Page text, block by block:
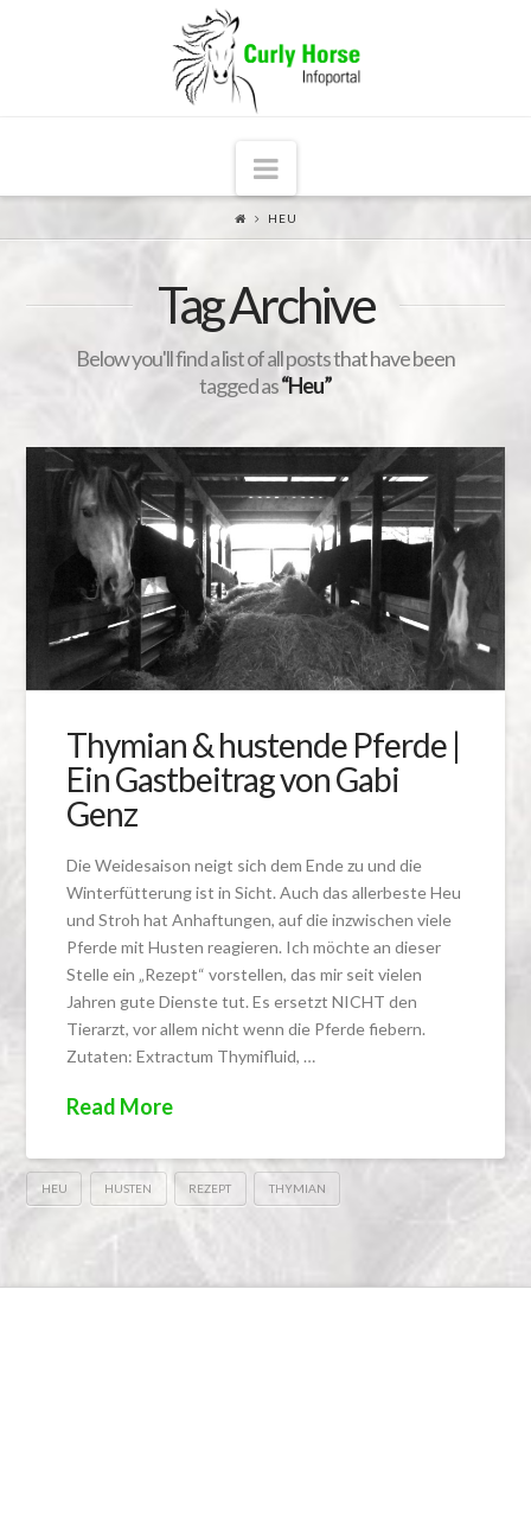
Navigation
HEU
Tag Archive
Below you'll find a list of all posts that have been
tagged as“Heu”
Thymian & hustende Pferde |
Ein Gastbeitrag von Gabi
Genz
Die Weidesaison neigt sich dem Ende zu und die
Winterfütterung ist in Sicht. Auch das allerbeste Heu
und Stroh hat Anhaftungen, auf die inzwischen viele
Pferde mit Husten reagieren. Ich möchte an dieser
Stelle ein „Rezept“ vorstellen, das mir seit vielen
Jahren gute Dienste tut. Es ersetzt NICHT den
Tierarzt, vor allem nicht wenn die Pferde fiebern.
Zutaten: Extractum Thymifluid, …
Read More
HEU HUSTEN REZEPT THYMIAN